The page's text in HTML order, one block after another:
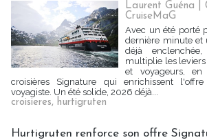
Laurent Guéna |
CruiseMaG
Avec un été porté
dernière minute et
déjà
multiplie les
et voyageurs,
croisières Signature qui enrichissent
voyagiste. Un été solide, 2026 déjà...
croisieres, hurtigruten
Hurtigruten renforce son offre